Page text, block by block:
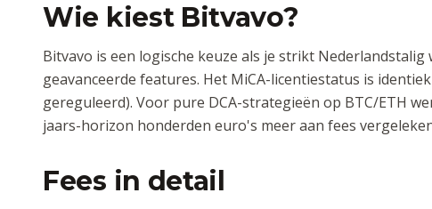
Wie kiest Bitvavo?
Bitvavo is een logische keuze als je strikt
geavanceerde features. Het MiCA-licentiestatus is
gereguleerd). Voor pure DCA-strategieën op BTC/ETH
jaars-horizon honderden euro's meer aan fees
Fees in detail